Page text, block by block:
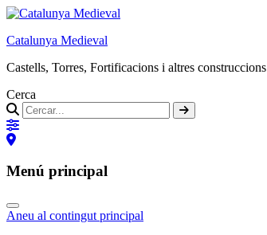
Catalunya Medieval
Castells, Torres, Fortificacions i altres construccions
Cerca
Menú principal
Aneu al contingut principal